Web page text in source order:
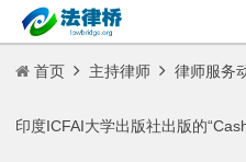
首页 主持律师 律师服务
印度ICFAI大学出版社出版的